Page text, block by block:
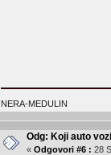
NERA-MEDULIN
Odg: Koji auto
«Odgovori #6 : 28